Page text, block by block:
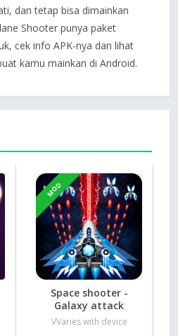
dan tetap bisa dimainkan
Shooter punya paket
cek info APK-nya dan lihat
kamu mainkan di Android.
MOD
Space shooter -
Galaxy attack
VVaries with device